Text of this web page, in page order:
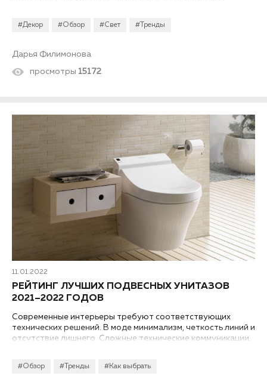
#Декор #Обзор #Свет #Тренды
и со светильниками, их дизайном. Мы подготовили для вас
2022 годов и разделили его на две части – встроенные и
Дарья Филимонова
просмотры 15172
11.01.2022
#Обзор #Тренды #Как выбрать
РЕЙТИНГ ЛУЧШИХ ПОДВЕСНЫХ УНИТАЗОВ
2021–2022 ГОДОВ
Современные интерьеры требуют соответствующих
технических решений. В моде минимализм, четкость линий и
отсутствие лишнего. Сложные технические коммуникации,
безободковых унитазов 2021–2022 годов, составленный